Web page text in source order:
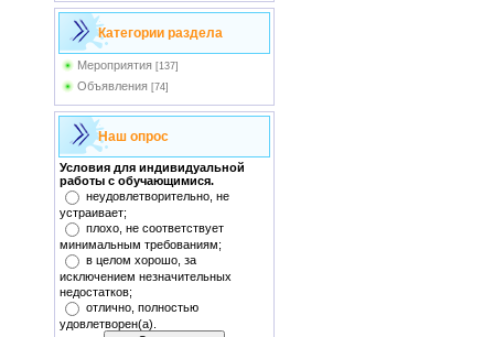
Категории раздела
Мероприятия [137]
Объявления [74]
Наш опрос
Условия для индивидуальной
работы с обучающимися.
неудовлетворительно, не
устраивает;
плохо, не соответствует
минимальным требованиям;
в целом хорошо, за
исключением незначительных
недостатков;
отлично, полностью
удовлетворен(а).